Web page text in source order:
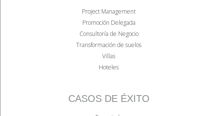
Project Management
Promoción Delegada
Consultoría de Negocio
Transformación de suelos
Villas
Hoteles
CASOS DE ÉXITO